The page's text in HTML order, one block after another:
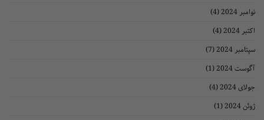
(4)
(4)
(7)
(1)
(4)
(1)